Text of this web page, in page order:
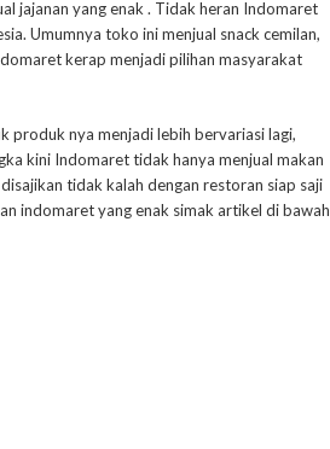
jajanan yang enak . Tidak heran Indomaret
Umumnya toko ini menjual snack cemilan,
kerap menjadi pilihan masyarakat
produk nya menjadi lebih bervariasi lagi,
kini Indomaret tidak hanya menjual makan
tidak kalah dengan restoran siap saji
indomaret yang enak simak artikel di bawah